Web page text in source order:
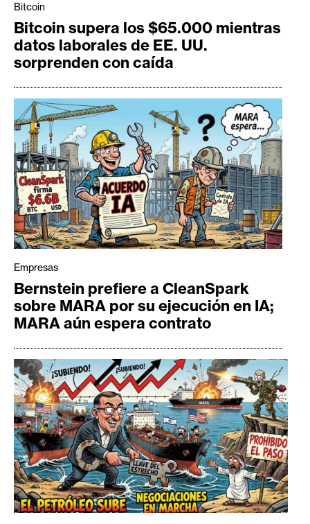
Bitcoin
Bitcoin supera los $65.000 mientras
datos laborales de EE. UU.
sorprenden con caída
Empresas
Bernstein prefiere a CleanSpark
sobre MARA por su ejecución en IA;
MARA aún espera contrato